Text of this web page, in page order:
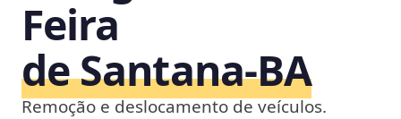
Feira
de Santana‑BA
Remoção e deslocamento de veículos.